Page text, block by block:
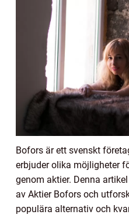
Bofors är ett svenskt
erbjuder olika möjligheter
genom aktier. Denna
av Aktier Bofors och
populära alternativ och